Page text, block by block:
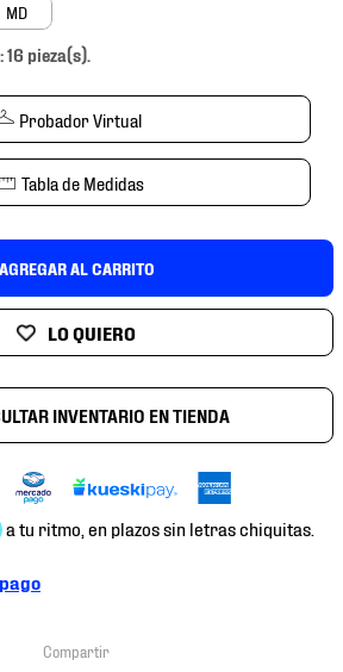
MD
pieza(s).
Probador Virtual
Tabla de Medidas
AGREGAR AL CARRITO
INVENTARIO EN TIENDA